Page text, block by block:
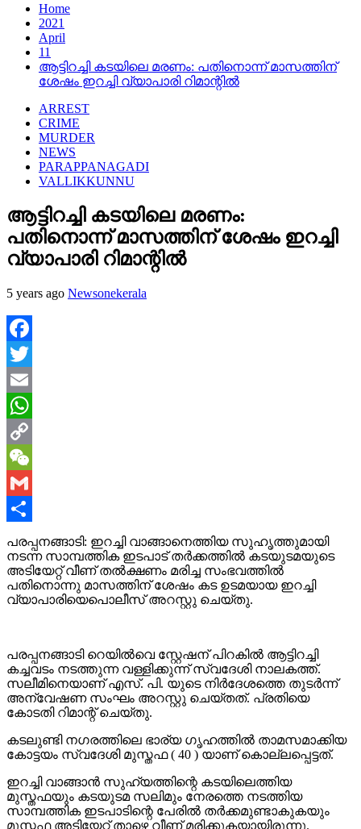
Home
2021
April
11
ആട്ടിറച്ചി കടയിലെ മരണം: പതിനൊന്ന് മാസത്തിന്
ശേഷം ഇറച്ചി വ്യാപാരി റിമാന്റിൽ
ARREST
CRIME
MURDER
NEWS
PARAPPANAGADI
VALLIKKUNNU
ആട്ടിറച്ചി കടയിലെ മരണം:
പതിനൊന്ന് മാസത്തിന് ശേഷം ഇറച്ചി
വ്യാപാരി റിമാന്റിൽ
5 years ago Newsonekerala
Facebook
Twitter
Email
WhatsApp
Copy
Link
WeChat
Gmail
പരപ്പനങ്ങാടി: ഇറച്ചി വാങ്ങാനെത്തിയ സുഹൃത്തുമായി
നടന്ന സാമ്പത്തിക ഇടപാട് തർക്കത്തിൽ കടയുടമയുടെ
അടിയേറ്റ് വീണ് തൽക്ഷണം മരിച്ച സംഭവത്തിൽ
പതിനൊന്നു മാസത്തിന് ശേഷം കട ഉടമയായ ഇറച്ചി
വ്യാപാരിയെപൊലീസ് അറസ്റ്റു ചെയ്തു.
പരപ്പനങ്ങാടി റെയിൽവെ സ്റ്റേഷന് പിറകിൽ ആട്ടിറച്ചി
കച്ചവടം നടത്തുന്ന വള്ളിക്കുന്ന് സ്വദേശി നാലകത്ത്.
സലീമിനെയാണ് എസ്. പി. യുടെ നിർദേശത്തെ തുടർന്ന്
അന്വേഷണ സംഘം അറസ്റ്റു ചെയ്തത്. പ്രതിയെ
കോടതി റിമാന്റ് ചെയ്തു.
കടലുണ്ടി നഗരത്തിലെ ഭാര്യ ഗൃഹത്തിൽ താമസമാക്കിയ
കോട്ടയം സ്വദേശി മുസ്തഫ ( 40 ) യാണ് കൊല്ലപ്പെട്ടത്.
ഇറച്ചി വാങ്ങാൻ സുഹ്യത്തിന്റെ കടയിലെത്തിയ
മുസ്തഫയും കടയുടമ സലിമും നേരത്തെ നടത്തിയ
സാമ്പത്തിക ഇടപാടിന്റെ പേരിൽ തർക്കമുണ്ടാകുകയും
മുസ്തഫ അടിയേറ്റ് താഴെ വീണ് മരിക്കുകയായിരുന്നു.